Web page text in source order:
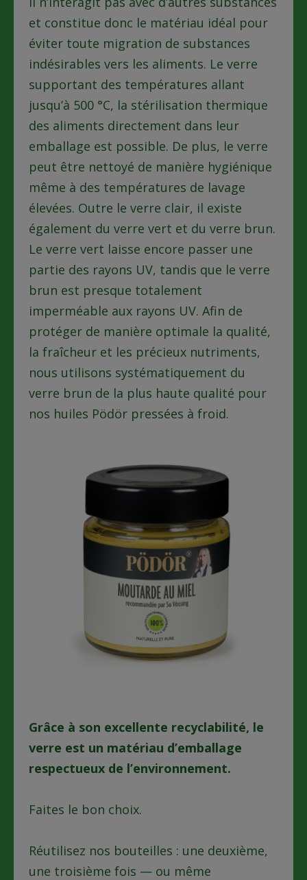
et constitue donc le matériau idéal pour
éviter toute migration de substances
indésirables vers les aliments. Le verre
supportant des températures allant
jusqu’à 500 °C, la stérilisation thermique
des aliments directement dans leur
emballage est possible. De plus, le verre
peut être nettoyé de manière hygiénique
même à des températures de lavage
élevées. Outre le verre clair, il existe
également du verre vert et du verre brun.
Le verre vert laisse encore passer une
partie des rayons UV, tandis que le verre
brun est presque totalement
imperméable aux rayons UV. Afin de
protéger de manière optimale la qualité,
la fraîcheur et les précieux nutriments,
nous utilisons systématiquement du
verre brun de la plus haute qualité pour
nos huiles Pödör pressées à froid.
Grâce à son excellente recyclabilité, le
verre est un matériau d’emballage
respectueux de l’environnement.
Faites le bon choix.
Réutilisez nos bouteilles : une deuxième,
une troisième fois — ou même